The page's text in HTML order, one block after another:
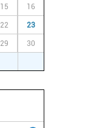
15 16
22 23
29 30